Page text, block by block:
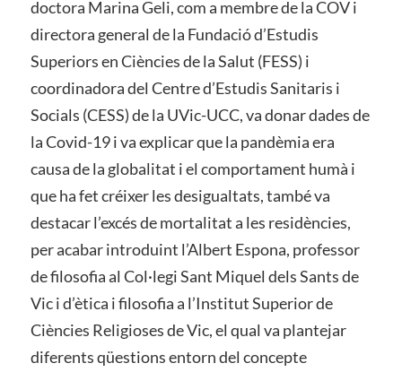
doctora Marina Geli, com a membre de la COV i
directora general de la Fundació d’Estudis
Superiors en Ciències de la Salut (FESS) i
coordinadora del Centre d’Estudis Sanitaris i
Socials (CESS) de la UVic-UCC, va donar dades de
la Covid-19 i va explicar que la pandèmia era
causa de la globalitat i el comportament humà i
que ha fet créixer les desigualtats, també va
destacar l’excés de mortalitat a les residències,
per acabar introduint l’Albert Espona, professor
de filosofia al Col·legi Sant Miquel dels Sants de
Vic i d’ètica i filosofia a l’Institut Superior de
Ciències Religioses de Vic, el qual va plantejar
diferents qüestions entorn del concepte